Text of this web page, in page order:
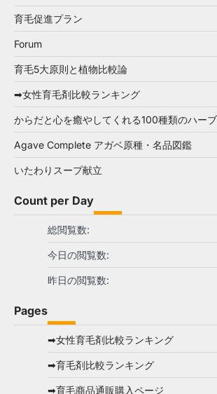
育毛促進プラン
Forum
育毛5大原則と植物比較論
➡女性育毛剤比較ランキング
からだと心を癒やしてくれる100種類のハーブ
Agave Complete アガベ原種・名品図鑑
いたわりスープ献立
Count per Day
総閲覧数:
今日の閲覧数:
昨日の閲覧数:
Pages
➡女性育毛剤比較ランキング
➡育毛剤比較ランキング
➡育毛商品通販購入ページ